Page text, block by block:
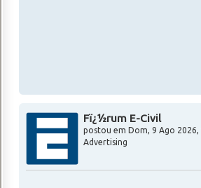
Fï¿½rum E-Civil
postou em Dom, 9 Ago 2026,
Advertising